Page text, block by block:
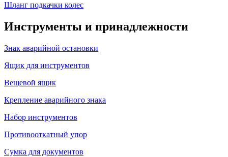
Шланг подкачки колес
Инструменты и принадлежности
Знак аварийной остановки
Ящик для инструментов
Вещевой ящик
Крепление аварийного знака
Набор инструментов
Противооткатный упор
Сумка для документов